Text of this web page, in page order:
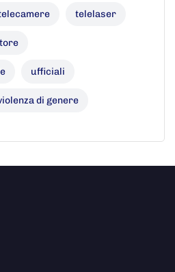
telelaser
ufficiali
di genere